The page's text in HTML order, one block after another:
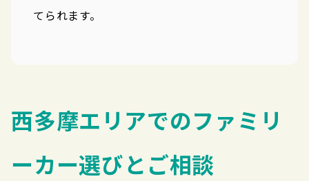
てられます。
西多摩エリアでのファミリ
ーカー選びとご相談